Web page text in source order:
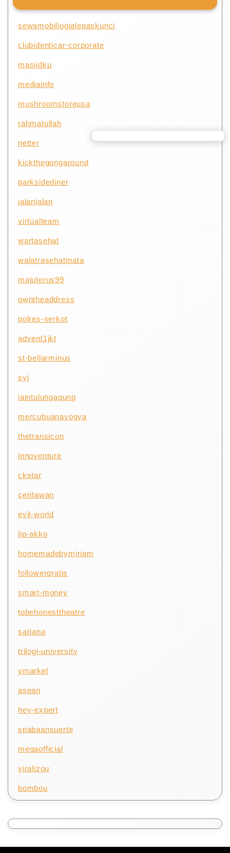
sewamobiljogjalepaskunci
clubidenticar-corporate
masjidku
mediainfo
mushroomstoreusa
rahmatullah
netter
kickthegongaround
parksidediner
jalanjalan
virtualteam
wartasehat
walatrasehatmata
majuterus99
owntheaddress
polres-serkot
advent1jkt
st-bellarminus
syj
iaintulungagung
mercubuanayogya
thetransicon
innoventure
ckstar
ceritawan
evil-world
lip-akko
homemadebymiriam
followergratis
smart-money
tobehonesttheatre
sarjana
trilogi-university
ymarkel
asean
hey-expert
spabaansuerte
megaofficial
viralizou
bombou